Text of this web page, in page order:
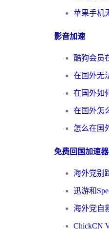
影音加速
免费回国加速器